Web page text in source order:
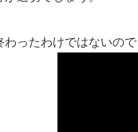
わったわけではないの